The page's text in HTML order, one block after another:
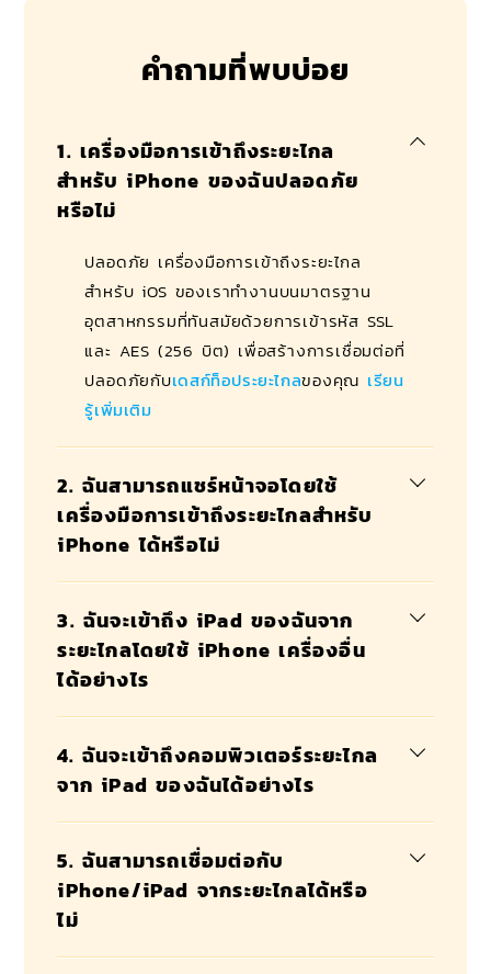
คำถามที่พบบ่อย
1. เครื่องมือการเข้าถึงระยะไกล
สำหรับ iPhone ของฉันปลอดภัย
หรือไม่
ปลอดภัย เครื่องมือการเข้าถึงระยะไกล
สำหรับ iOS ของเราทำงานบนมาตรฐาน
อุตสาหกรรมที่ทันสมัยด้วยการเข้ารหัส SSL
และ AES (256 บิต) เพื่อสร้างการเชื่อมต่อที่
ปลอดภัยกับเดสก์ท็อประยะไกลของคุณ เรียน
รู้เพิ่มเติม
2. ฉันสามารถแชร์หน้าจอโดยใช้
เครื่องมือการเข้าถึงระยะไกลสำหรับ
iPhone ได้หรือไม่
3. ฉันจะเข้าถึง iPad ของฉันจาก
ระยะไกลโดยใช้ iPhone เครื่องอื่น
ได้อย่างไร
4. ฉันจะเข้าถึงคอมพิวเตอร์ระยะไกล
จาก iPad ของฉันได้อย่างไร
5. ฉันสามารถเชื่อมต่อกับ
iPhone/iPad จากระยะไกลได้หรือ
ไม่